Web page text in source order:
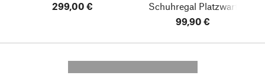
299,00 €
Schuhregal Platzwart
99,90 €